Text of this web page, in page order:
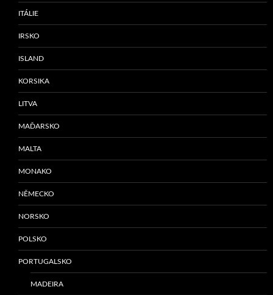
ITÁLIE
IRSKO
ISLAND
KORSIKA
LITVA
MAĎARSKO
MALTA
MONAKO
NĚMECKO
NORSKO
POLSKO
PORTUGALSKO
MADEIRA